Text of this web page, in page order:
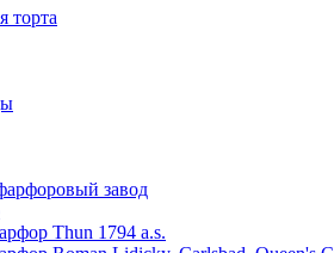
торта
завод
Thun 1794 a.s.